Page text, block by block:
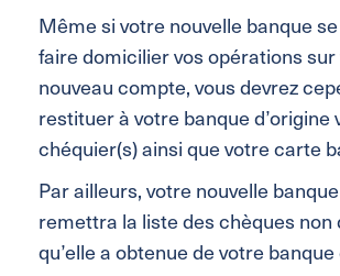
Même si votre nouvelle banque
faire domicilier vos opérations
nouveau compte, vous devrez
restituer à votre banque d’origine
chéquier(s) ainsi que votre carte
Par ailleurs, votre nouvelle
remettra la liste des chèques non
qu’elle a obtenue de votre